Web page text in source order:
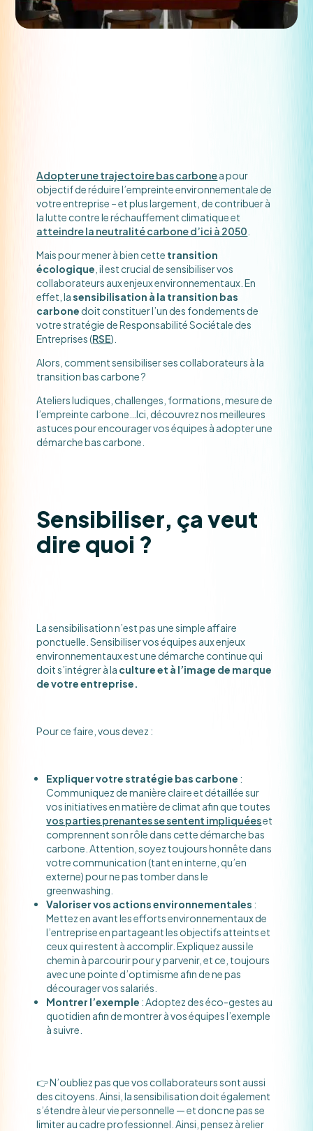
Adopter une trajectoire bas carbonea pour
objectif de réduire l’empreinte environnementale de
votre entreprise – et plus largement, de contribuer à
la lutte contre le réchauffement climatique et
atteindre la neutralité carbone d’ici à 2050
Mais pour mener à bien cette transition
écologique , il est crucial de sensibiliser vos
collaborateurs aux enjeux environnementaux. En
effet, lasensibilisation à la transition bas
carbone doit constituer l’un des fondements de
votre stratégie de Responsabilité Sociétale des
Entreprises (RSE).
Alors, comment sensibiliser ses collaborateurs à la
transition bas carbone ?
Ateliers ludiques, challenges, formations, mesure de
l’empreinte carbone…Ici, découvrez nos meilleures
astuces pour encourager vos équipes à adopter une
démarche bas carbone.
Sensibiliser, ça veut
dire quoi ?
La sensibilisation n’est pas une simple affaire
ponctuelle. Sensibiliser vos équipes aux enjeux
environnementaux est une démarche continue qui
doit s’intégrer à la culture et à l’image de marque
de votre entreprise.
Pour ce faire, vous devez :
Expliquer votre stratégie bas carbone :
Communiquez de manière claire et détaillée sur
vos initiatives en matière de climat afin que toutes
vos parties prenantes se sentent impliquéeset
comprennent son rôle dans cette démarche bas
carbone. Attention, soyez toujours honnête dans
votre communication (tant en interne, qu’en
externe) pour ne pas tomber dans le
greenwashing.
Valoriser vos actions environnementales :
Mettez en avant les efforts environnementaux de
l’entreprise en partageant les objectifs atteints et
ceux qui restent à accomplir. Expliquez aussi le
chemin à parcourir pour y parvenir, et ce, toujours
avec une pointe d’optimisme afin de ne pas
décourager vos salariés.
Montrer l’exemple : Adoptez des éco-gestes au
quotidien afin de montrer à vos équipes l’exemple
à suivre.
👉 N’oubliez pas que vos collaborateurs sont aussi
des citoyens. Ainsi, la sensibilisation doit également
s’étendre à leur vie personnelle — et donc ne pas se
limiter au cadre professionnel. Ainsi, pensez à relier